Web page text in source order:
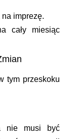
na imprezę.
cały miesiąc
tym przeskoku
nie musi być